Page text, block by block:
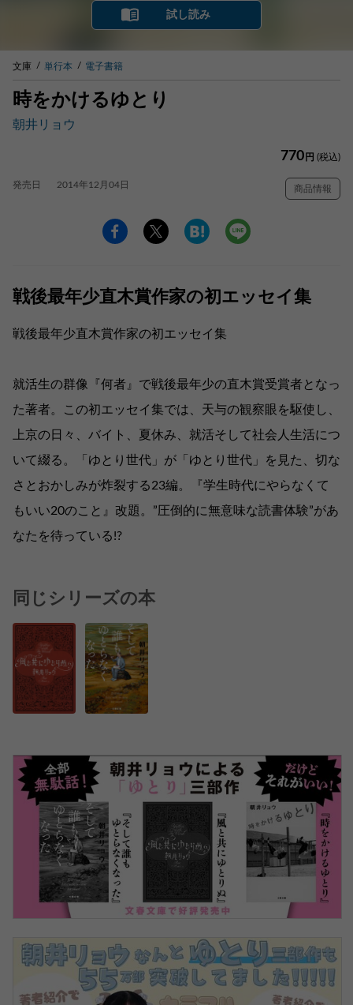
試し読み
文庫 単行本 電子書籍
時をかけるゆとり
朝井リョウ
770 円 (税込)
発売日 2014年12月04日 商品情報
戦後最年少直木賞作家の初エッセイ集
戦後最年少直木賞作家の初エッセイ集
就活生の群像『何者』で戦後最年少の直木賞受賞者となっ
た著者。この初エッセイ集では、天与の観察眼を駆使し、
上京の日々、バイト、夏休み、就活そして社会人生活につ
いて綴る。「ゆとり世代」が「ゆとり世代」を見た、切な
さとおかしみが炸裂する23編。『学生時代にやらなくて
もいい20のこと』改題。”圧倒的に無意味な読書体験”があ
なたを待っている!?
同じシリーズの本